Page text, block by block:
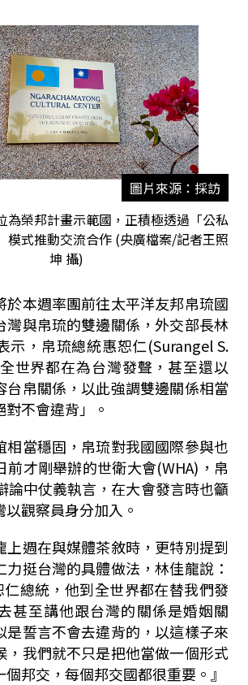
圖片來源：採訪
為榮邦計畫示範國，正積極透過「公私
模式推動交流合作 (央廣檔案/記者王照
坤 攝)
於本週率團前往太平洋友邦帛琉國
灣與帛琉的雙邊關係，外交部長林
示，帛琉總統惠恕仁(Surangel S.
世界都在為台灣發聲，甚至還以
台帛關係，以此強調雙邊關係相當
不會違背」。
相當穩固，帛琉對我國國際參與也
前才剛舉辦的世衛大會(WHA)，帛
論中仗義執言，在大會發言時也籲
觀察員身分加入。
上週在與媒體茶敘時，更特別提到
力挺台灣的具體做法，林佳龍說：
仁總統，他到全世界都在替我們發
甚至講他跟台灣的關係是婚姻關
是誓言不會去違背的，以這樣子來
，我們就不只是把他當做一個形式
個邦交，每個邦交國都很重要。』